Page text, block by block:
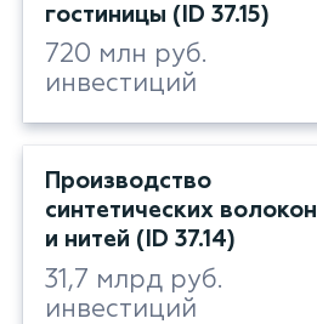
гостиницы (ID 37.15)
720 млн руб.
инвестиций
Производство
синтетических волокон
и нитей (ID 37.14)
31,7 млрд руб.
инвестиций